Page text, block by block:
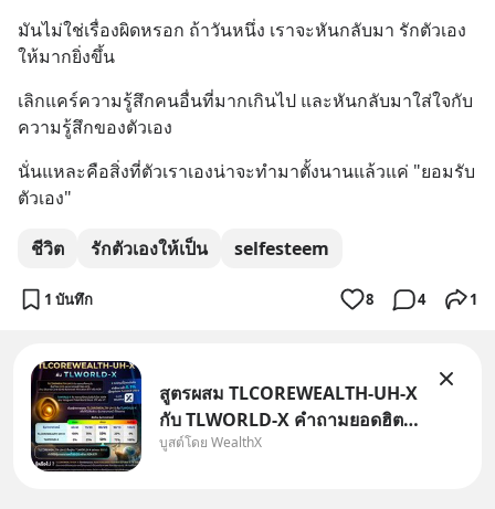
มันไม่ใช่เรื่องผิดหรอก ถ้าวันหนึ่ง เราจะหันกลับมา รักตัวเอง
ให้มากยิ่งขึ้น
เลิกแคร์ความรู้สึกคนอื่นที่มากเกินไป และหันกลับมาใส่ใจกับ
ความรู้สึกของตัวเอง
นั่นแหละคือสิ่งที่ตัวเราเองน่าจะทำมาตั้งนานแล้วแค่ "ยอมรับ
ตัวเอง"
ชีวิต รักตัวเองให้เป็น selfesteem
1 บันทึก 8 4 1
สูตรผสม TLCOREWEALTH-UH-X
กับ TLWORLD-X คำถามยอดฮิตที่
คนใช้ WealthX ถามเข้ามา
บูสต์โดย WealthX